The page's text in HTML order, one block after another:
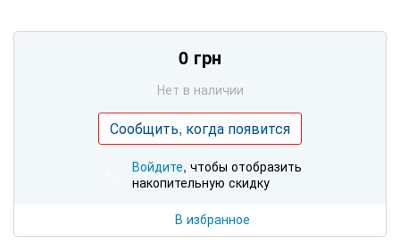
0 грн
Нет в наличии
Сообщить, когда появится
Войдите, чтобы отобразить
накопительную скидку
В избранное